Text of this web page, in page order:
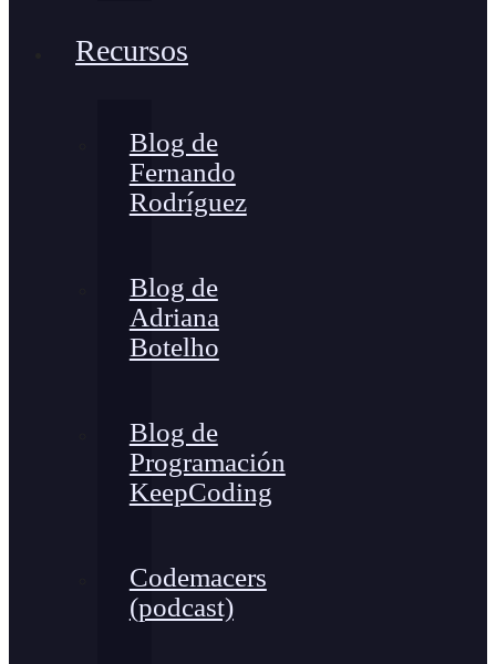
Recursos
Blog de
Fernando
Rodríguez
Blog de
Adriana
Botelho
Blog de
Programación
KeepCoding
Codemacers
(podcast)